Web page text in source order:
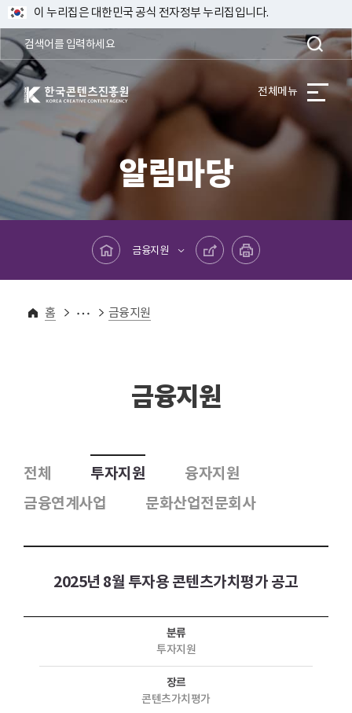
이 누리집은 대한민국 공식 전자정부 누리집입니다.
한국콘텐츠진흥원 KOREA CREATIVE CONTENT AGENCY 전체메뉴
알림마당
메인페이지로 바로가기
금융지원
공유하기 프린트하기
홈
알림마당 금융지원
금융지원
전체 투자지원
융자지원
금융연계사업
문화산업전문회사
2025년 8월 투자용 콘텐츠가치평가 공고
분류
투자지원
장르
콘텐츠가치평가